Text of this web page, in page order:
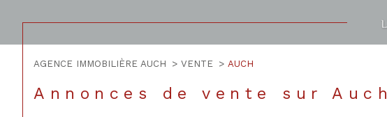
de l'ancien
AGENCE IMMOBILIÈRE AUCH VENTE AUCH
Annonces de vente sur Auch